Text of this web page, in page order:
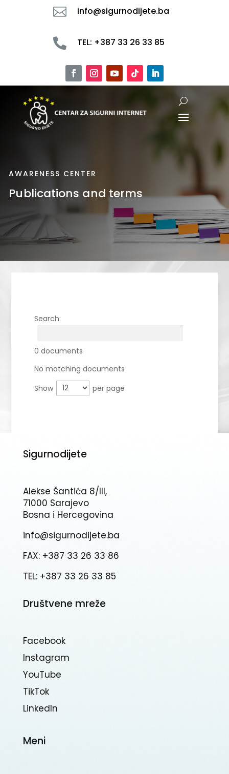
 info@sigurnodijete.ba
 TEL: +387 33 26 33 85
AWARENESS CENTER
Publications and terms
Search:
0 documents
No matching documents
Show
per page
Sigurnodijete
Alekse Šantića 8/III,
71000 Sarajevo
Bosna i Hercegovina
info@sigurnodijete.ba
FAX: +387 33 26 33 86
TEL: +387 33 26 33 85
Društvene mreže
Facebook
Instagram
YouTube
TikTok
Linkedln
Meni